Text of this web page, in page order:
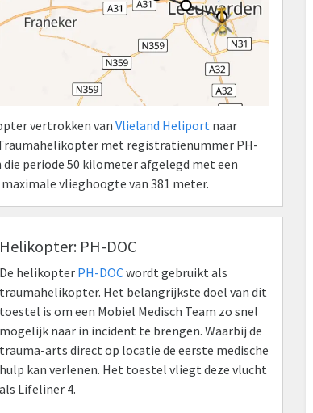
vertrokken van Vlieland Heliport naar
met registratienummer PH-
periode 50 kilometer afgelegd met een
vlieghoogte van 381 meter.
Helikopter: PH-DOC
De helikopter PH-DOCwordt gebruikt als
traumahelikopter. Het belangrijkste doel van dit
toestel is om een Mobiel Medisch Team zo snel
mogelijk naar in incident te brengen. Waarbij de
trauma-arts direct op locatie de eerste medische
hulp kan verlenen. Het toestel vliegt deze vlucht
als Lifeliner 4.